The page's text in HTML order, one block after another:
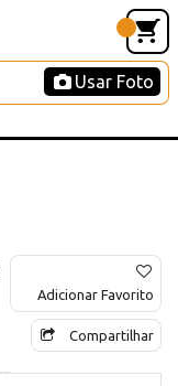
Usar Foto
Adicionar Favorito
Compartilhar